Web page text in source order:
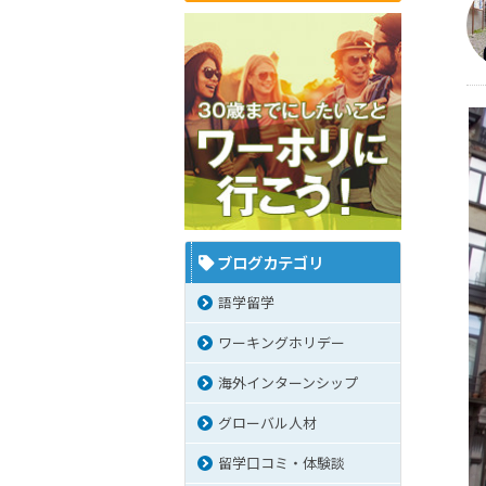
ブログカテゴリ
語学留学
ワーキングホリデー
海外インターンシップ
グローバル人材
留学口コミ・体験談